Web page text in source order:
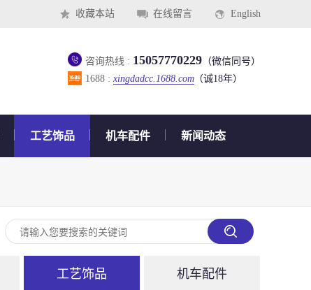
收藏本站 在线留言 English
咨询热线 : 15057770229 （微信同号）
1688 : xingdadcc.1688.com（诚18年）
工艺饰品 机车配件 新闻动态
工艺饰品 机车配件